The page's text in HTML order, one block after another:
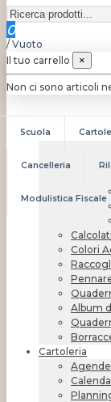
0
/ Vuoto
Il tuo carrello
×
Non ci sono articoli
Scuola
Cancelleria
Modulistica Fiscale
Colori
Album
Cartoleria
Agende